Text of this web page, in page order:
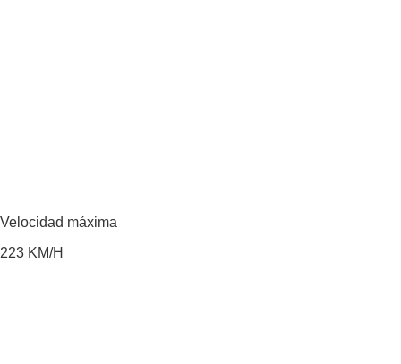
Velocidad máxima
223 KM/H